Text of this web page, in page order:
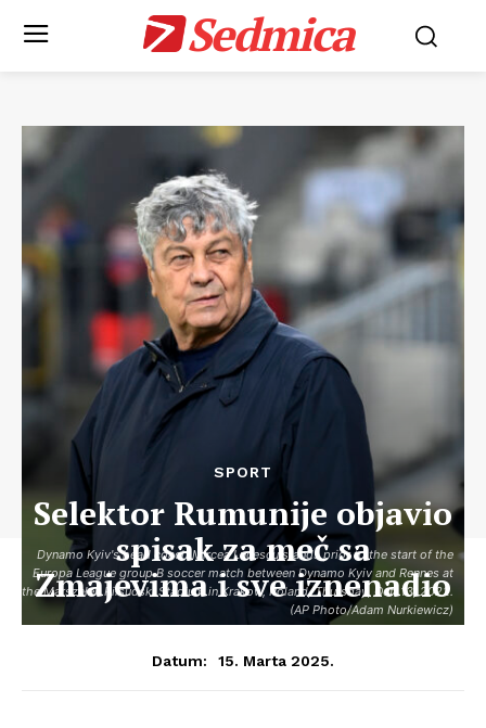
Sedmica
Dynamo Kyiv's head coach Mircea Lucescu stands prior to the start of the
Europa League group B soccer match between Dynamo Kyiv and Rennes at
the Marszałek Piłsudski Stadium in Krakow, Poland, Thursday, Oct. 13, 2022.
(AP Photo/Adam Nurkiewicz)
SPORT
Selektor Rumunije objavio
spisak za meč sa
Zmajevima i sve iznenadio
Datum: 15. Marta 2025.